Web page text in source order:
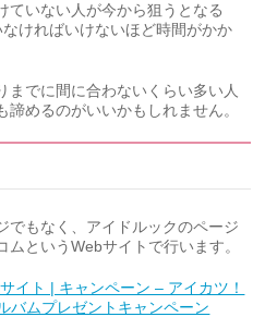
ていない人が今から狙うとなる
ければいけないほど時間がかか
までに間に合わないくらい多い人
めるのがいいかもしれません。
でもなく、アイドルックのページ
というWebサイトで行います。
イト | キャンペーン – アイカツ！
バムプレゼントキャンペーン